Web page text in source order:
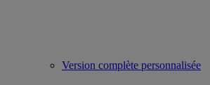
Version complète personnalisée